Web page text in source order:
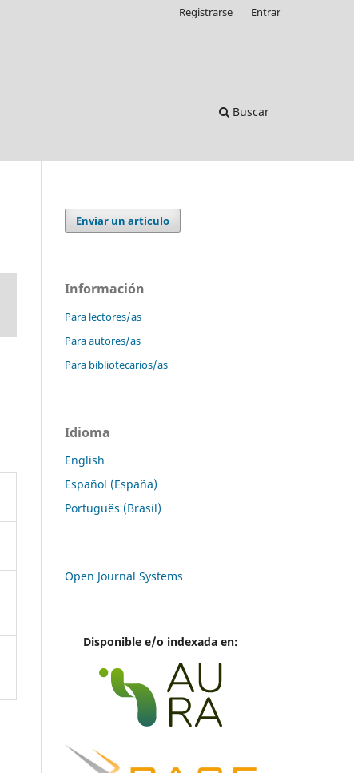
Buscar
Registrarse Entrar
Enviar un artículo
Información
Para lectores/as
Para autores/as
Para bibliotecarios/as
Idioma
English
Español (España)
Português (Brasil)
Open Journal Systems
Disponible e/o indexada en: